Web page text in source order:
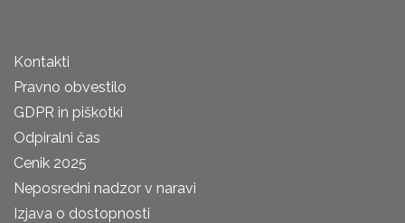
Kontakti
Pravno obvestilo
GDPR in piškotki
Odpiralni čas
Cenik 2025
Neposredni nadzor v naravi
Izjava o dostopnosti